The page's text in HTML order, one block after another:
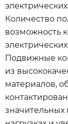
Количество
возможность
Подвижные
из
материалов,
значительных